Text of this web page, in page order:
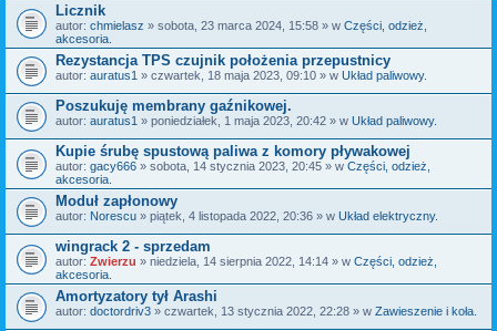
Licznik
autor: chmielasz » sobota, 23 marca 2024, 15:58 » w Części, odzież,
akcesoria.
Rezystancja TPS czujnik położenia przepustnicy
autor: auratus1 » czwartek, 18 maja 2023, 09:10 » w Układ paliwowy.
Poszukuję membrany gaźnikowej.
autor: auratus1 » poniedziałek, 1 maja 2023, 20:42 » w Układ paliwowy.
Kupie śrubę spustową paliwa z komory pływakowej
autor: gacy666 » sobota, 14 stycznia 2023, 20:45 » w Części, odzież,
akcesoria.
Moduł zapłonowy
autor: Norescu » piątek, 4 listopada 2022, 20:36 » w Układ elektryczny.
wingrack 2 - sprzedam
autor: Zwierzu » niedziela, 14 sierpnia 2022, 14:14 » w Części, odzież,
akcesoria.
Amortyzatory tył Arashi
autor: doctordriv3 » czwartek, 13 stycznia 2022, 22:28 » w Zawieszenie i koła.